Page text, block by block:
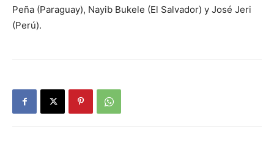
Peña (Paraguay), Nayib Bukele (El Salvador) y José Jeri
(Perú).